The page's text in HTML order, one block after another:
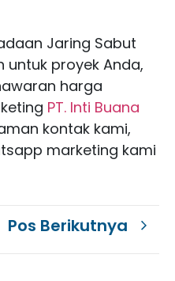
Jaring Sabut
untuk proyek Anda,
harga
PT. Inti Buana
kontak kami,
marketing kami
Pos Berikutnya